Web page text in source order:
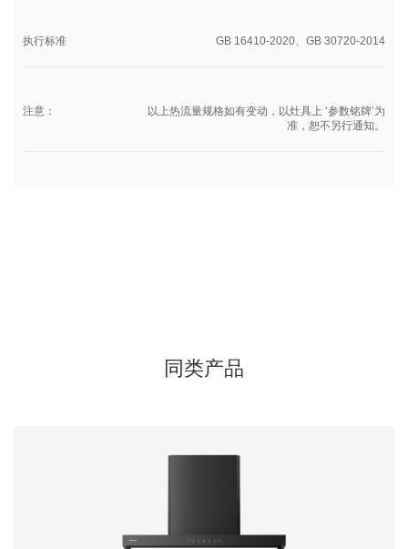
执行标准 GB 16410-2020、GB 30720-2014
注意：
以上热流量规格如有变动，以灶具上 ‘参数铭牌’为
准，恕不另行通知。
同类产品